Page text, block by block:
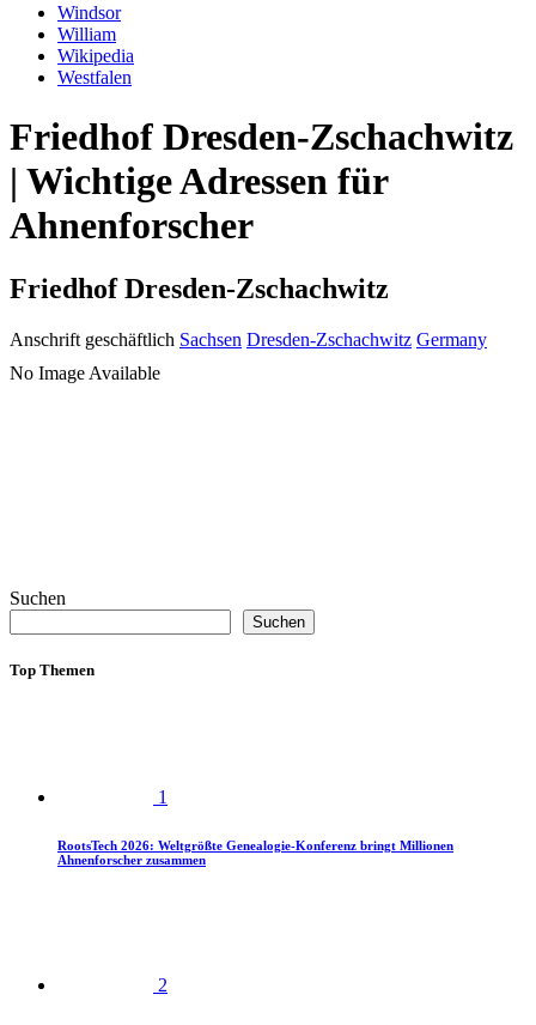
Windsor
William
Wikipedia
Westfalen
Friedhof Dresden-Zschachwitz
| Wichtige Adressen für
Ahnenforscher
Friedhof Dresden-Zschachwitz
Anschrift geschäftlich Sachsen Dresden-Zschachwitz Germany
No Image Available
Suchen
Suchen
Top Themen
1
RootsTech 2026: Weltgrößte Genealogie-Konferenz bringt Millionen
Ahnenforscher zusammen
2